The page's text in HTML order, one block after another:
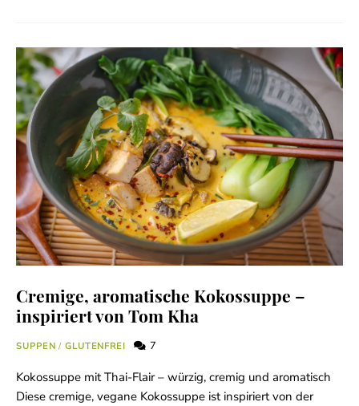
Cremige, aromatische Kokossuppe –
inspiriert von Tom Kha
SUPPEN / GLUTENFREI 7
Kokossuppe mit Thai-Flair – würzig, cremig und aromatisch
Diese cremige, vegane Kokossuppe ist inspiriert von der